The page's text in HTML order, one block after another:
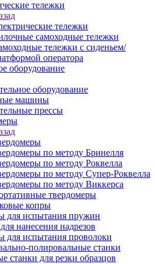
тележки
тележки
самоходные тележки
тележки с сиденьем/
оператора
оборудование
оборудование
машины
прессы
по методу Бринелля
по методу Роквелла
по методу Супер-Роквелла
по методу Виккерса
твердомеры
копры
испытания пружин
нанесения надрезов
испытания проволоки
полировальные станки
станки для резки образцов